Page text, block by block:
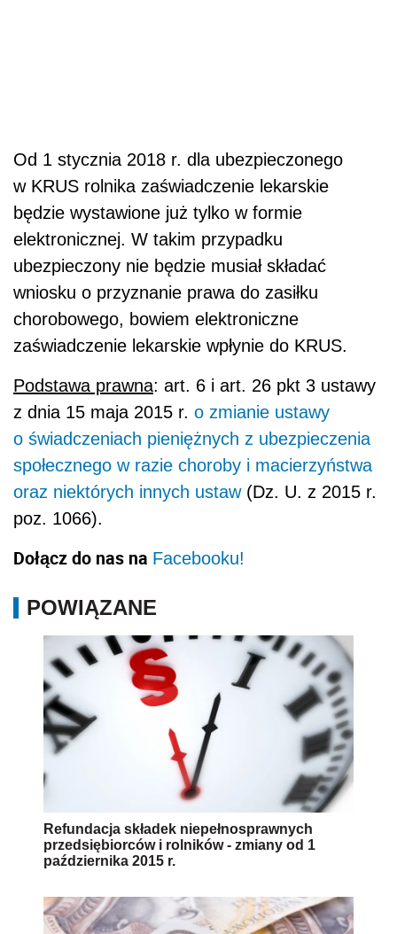
Od 1 stycznia 2018 r. dla ubezpieczonego
w KRUS rolnika zaświadczenie lekarskie
będzie wystawione już tylko w formie
elektronicznej. W takim przypadku
ubezpieczony nie będzie musiał składać
wniosku o przyznanie prawa do zasiłku
chorobowego, bowiem elektroniczne
zaświadczenie lekarskie wpłynie do KRUS.
Podstawa prawna: art. 6 i art. 26 pkt 3 ustawy
z dnia 15 maja 2015 r. o zmianie ustawy
o świadczeniach pieniężnych z ubezpieczenia
społecznego w razie choroby i macierzyństwa
oraz niektórych innych ustaw(Dz. U. z 2015 r.
poz. 1066).
Dołącz do nas na Facebooku!
POWIĄZANE
Refundacja składek niepełnosprawnych
przedsiębiorców i rolników - zmiany od 1
października 2015 r.